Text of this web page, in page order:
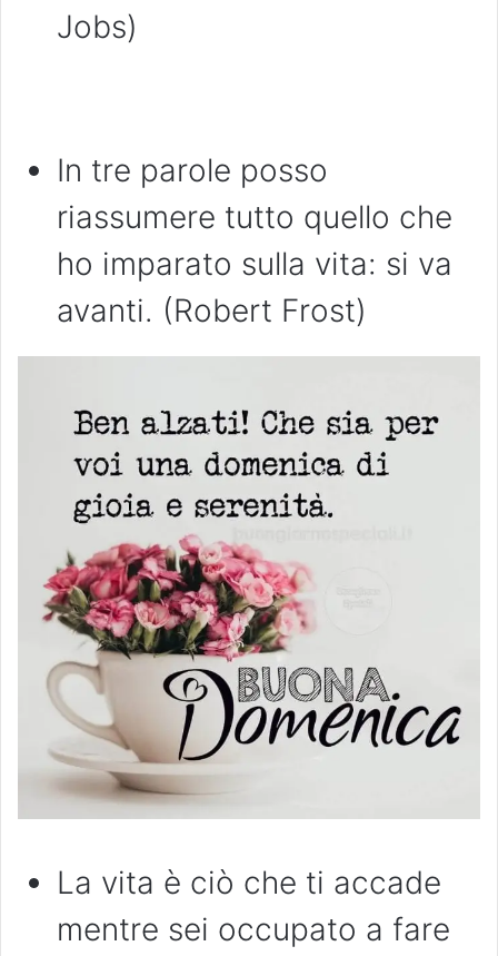
Jobs)
In tre parole posso
riassumere tutto quello che
ho imparato sulla vita: si va
avanti. (Robert Frost)
La vita è ciò che ti accade
mentre sei occupato a fare